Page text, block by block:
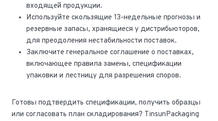
входящей продукции.
Используйте скользящие 13-недельные прогнозы и
резервные запасы, хранящиеся у дистрибьюторов,
для преодоления нестабильности поставок.
Заключите генеральное соглашение о поставках,
включающее правила замены, спецификации
упаковки и лестницу для разрешения споров.
Готовы подтвердить спецификации, получить образцы
или согласовать план складирования? TinsunPackaging